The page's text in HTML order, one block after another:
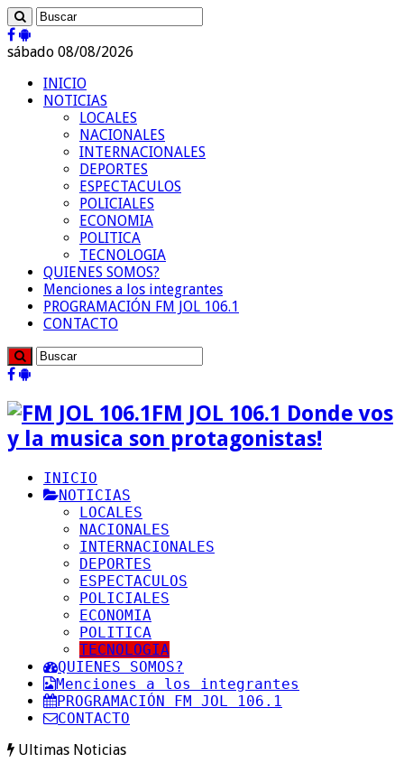
sábado 08/08/2026
INICIO
NOTICIAS
LOCALES
NACIONALES
INTERNACIONALES
DEPORTES
ESPECTACULOS
POLICIALES
ECONOMIA
POLITICA
TECNOLOGIA
QUIENES SOMOS?
Menciones a los integrantes
PROGRAMACIÓN FM JOL 106.1
CONTACTO
FM JOL 106.1 Donde vos
y la musica son protagonistas!
INICIO
NOTICIAS
LOCALES
NACIONALES
INTERNACIONALES
DEPORTES
ESPECTACULOS
POLICIALES
ECONOMIA
POLITICA
TECNOLOGIA
QUIENES SOMOS?
Menciones a los integrantes
PROGRAMACIÓN FM JOL 106.1
CONTACTO
Ultimas Noticias